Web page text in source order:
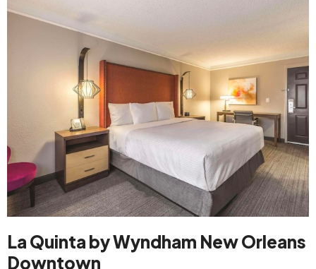
La Quinta by Wyndham New Orleans
Downtown